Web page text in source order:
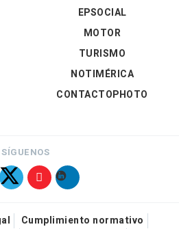
EPSOCIAL
MOTOR
TURISMO
NOTIMÉRICA
CONTACTOPHOTO
SÍGUENOS
Cumplimiento normativo